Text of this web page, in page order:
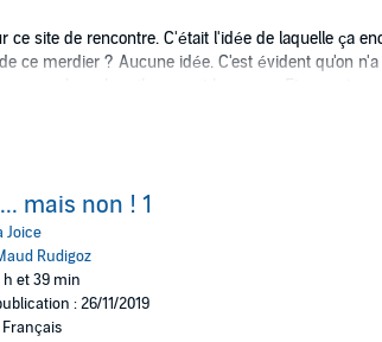
ce site de rencontre. C'était l'idée de laquelle ça
ce merdier ? Aucune idée. C'est évident qu'on
pas lever le voile sur cet homme... Et vous,
mais non ! 1
Joice
Rudigoz
h et 39 min
: 26/11/2019
Français